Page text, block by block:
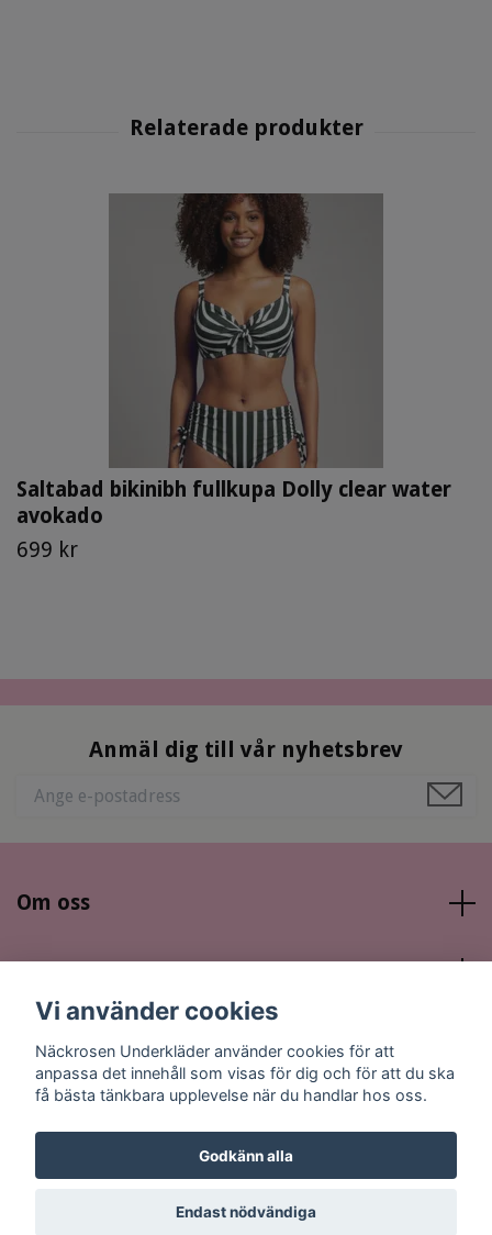
Saltabad bikinibh fullkupa Dolly clear water
avokado
699 kr
Anmäl dig till vår nyhetsbrev
Om oss
Sociala medier
© 2026 Näckrosen Underkläder
Vi använder cookies
Näckrosen Underkläder använder cookies för att
anpassa det innehåll som visas för dig och för att du ska
få bästa tänkbara upplevelse när du handlar hos oss.
Godkänn alla
Endast nödvändiga